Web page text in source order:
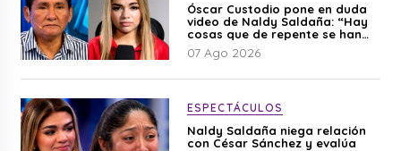
Óscar Custodio pone en duda
video de Naldy Saldaña: “Hay
cosas que de repente se han
editado”
07 Ago 2026
ESPECTÁCULOS
Naldy Saldaña niega relación
con César Sánchez y evalúa